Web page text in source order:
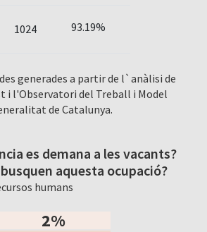
1024 93.19%
generades a partir de l`anàlisi de
i l'Observatori del Treball i Model
de Catalunya.
es demana a les vacants?
aquesta ocupació?
humans
2%